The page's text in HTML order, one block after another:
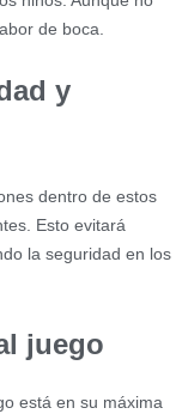
de boca.
y
dentro de estos
Esto evitará
la seguridad en los
juego
está en su máxima